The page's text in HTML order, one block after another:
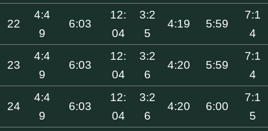
22
4:4
9
6:03
12:
04
3:2
5
4:19 5:59
7:1
4
23
4:4
9
6:03
12:
04
3:2
6
4:20 5:59
7:1
4
24
4:4
9
6:03
12:
04
3:2
6
4:20 6:00
7:1
5